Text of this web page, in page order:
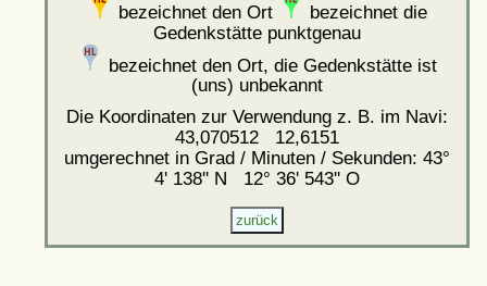
bezeichnet den Ort
bezeichnet die
Gedenkstätte punktgenau
bezeichnet den Ort, die Gedenkstätte ist
(uns) unbekannt
Die Koordinaten zur Verwendung z. B. im Navi:
43,070512 12,6151
umgerechnet in Grad / Minuten / Sekunden: 43°
4' 138'' N 12° 36' 543'' O